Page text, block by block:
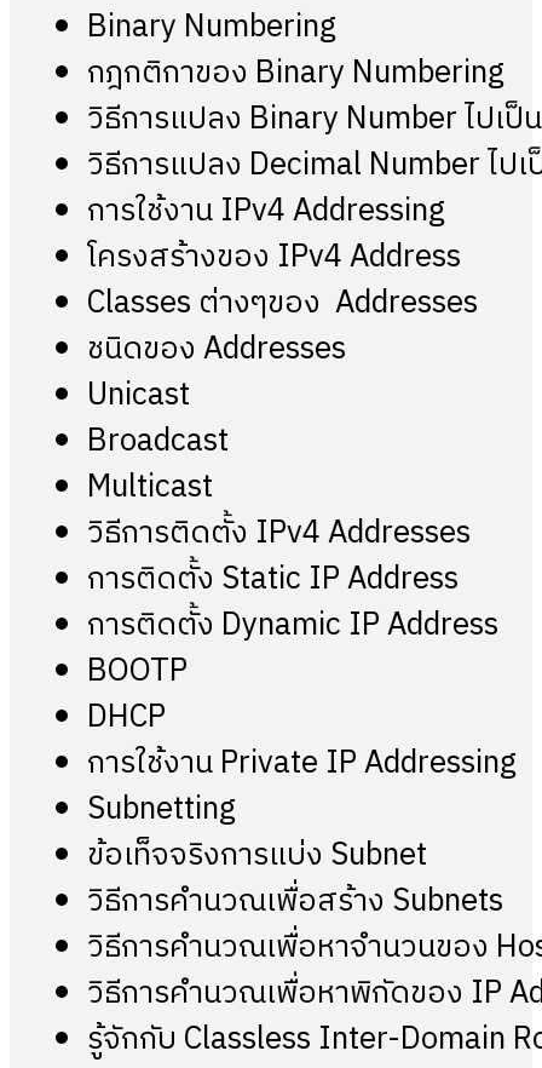
Binary Numbering
กฎกติกาของ Binary Numbering
วิธีการแปลง Binary Number ไปเ
วิธีการแปลง Decimal Number ไ
การใช้งาน IPv4 Addressing
โครงสร้างของ IPv4 Address
Classes ต่างๆของ Addresses
ชนิดของ Addresses
Unicast
Broadcast
Multicast
วิธีการติดตั้ง IPv4 Addresses
การติดตั้ง Static IP Address
การติดตั้ง Dynamic IP Address
BOOTP
DHCP
การใช้งาน Private IP Addressing
Subnetting
ข้อเท็จจริงการแบ่ง Subnet
วิธีการคำนวณเพื่อสร้าง Subnets
วิธีการคำนวณเพื่อหาจำนวนของ
วิธีการคำนวณเพื่อหาพิกัดของ IP
รู้จักกับ Classless Inter-Domain